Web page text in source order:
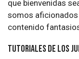
que bienvenidas
somos aficionados
contenido
Tutoriales de los